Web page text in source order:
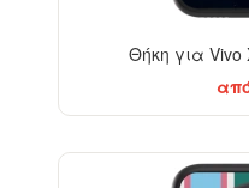
Θήκη για Vivo